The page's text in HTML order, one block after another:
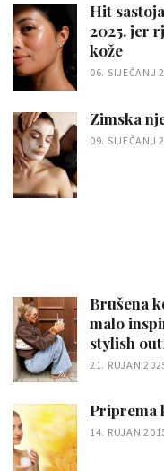
Hit
2025. jer
kože
06. SIJEČANJ
Zimska
09. SIJEČANJ
Brušena
malo
stylish
21. RUJAN
Priprema
14. RUJAN